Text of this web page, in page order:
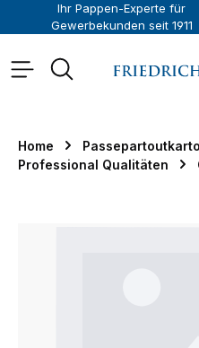
springen
Ihr Pappen-Experte für
Gewerbekunden seit 1911
Home
Professional Qualitäten